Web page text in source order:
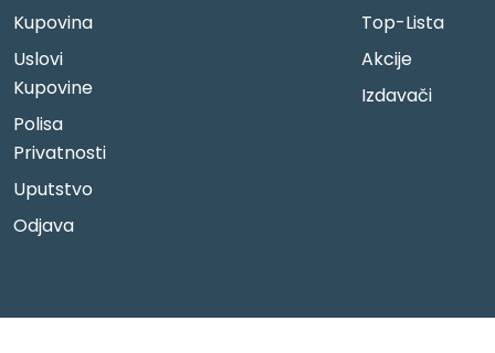
Kupovina
Uslovi
Kupovine
Polisa
Privatnosti
Uputstvo
Odjava
Top-Lista
Akcije
Izdavači